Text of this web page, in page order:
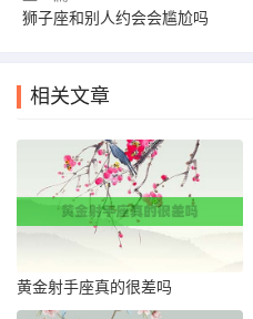
狮子座和别人约会会尴尬吗
相关文章
黄金射手座真的很差吗